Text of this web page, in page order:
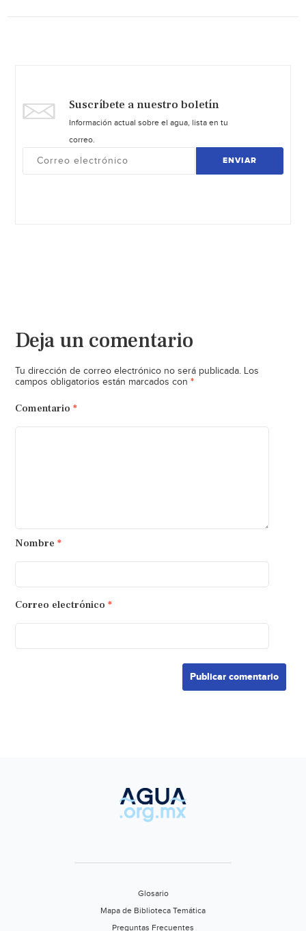
Suscríbete a nuestro boletín
Información actual sobre el agua, lista en tu
correo.
ENVIAR
Deja un comentario
Tu dirección de correo electrónico no será publicada. Los
campos obligatorios están marcados con *
Comentario *
Nombre *
Correo electrónico *
Glosario
Mapa de Biblioteca Temática
Preguntas Frecuentes